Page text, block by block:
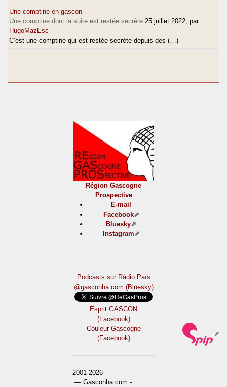
Une comptine en gascon
Une comptine dont la suite est restée secrète 25 juillet 2022 , par
HugoMazEsc
C’est une comptine qui est restée secrète depuis des (…)
Région Gascogne
Prospective
E-mail
Facebook
Bluesky
Instagram
Podcasts sur Ràdio País
@gasconha.com (Bluesky)
Esprit GASCON
(Facebook)
Couleur Gascogne
(Facebook)
2001-2026
— Gasconha.com -